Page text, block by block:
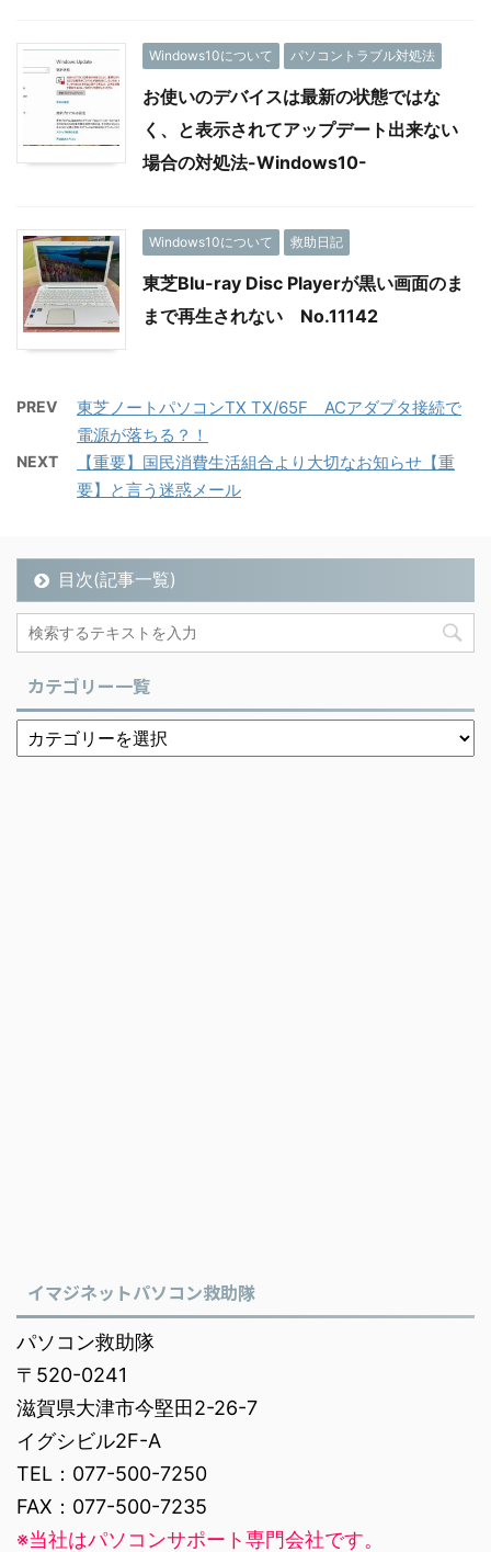
Windows10について パソコントラブル対処法
お使いのデバイスは最新の状態ではな
く、と表示されてアップデート出来ない
場合の対処法-Windows10-
Windows10について 救助日記
東芝Blu-ray Disc Playerが黒い画面のま
まで再生されない No.11142
PREV
東芝ノートパソコンTX TX/65F ACアダプタ接続で
電源が落ちる？！
NEXT
【重要】国民消費生活組合より大切なお知らせ【重
要】と言う迷惑メール
目次(記事一覧)
カテゴリー一覧
イマジネットパソコン救助隊
パソコン救助隊
〒520-0241
滋賀県大津市今堅田2-26-7
イグシビル2F-A
TEL：077-500-7250
FAX：077-500-7235
※当社はパソコンサポート専門会社です。